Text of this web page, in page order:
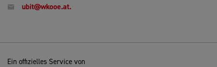
ubit@wkooe.at.
Ein offizielles Service von